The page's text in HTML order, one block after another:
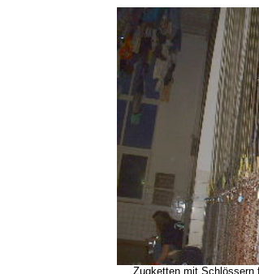
Zugketten mit Schlössern